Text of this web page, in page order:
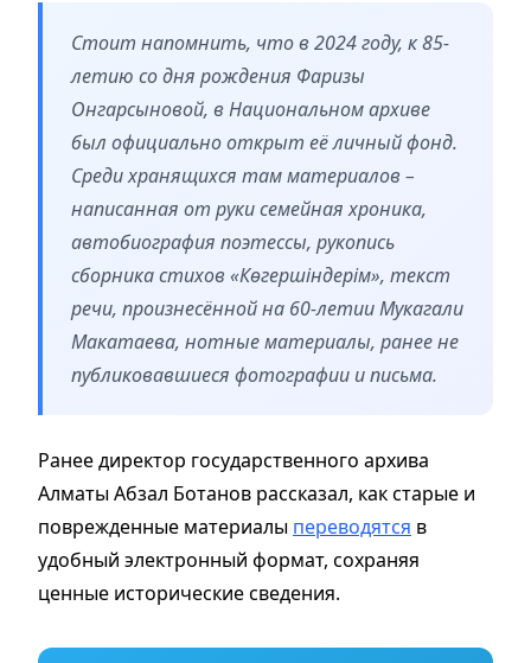
Стоит напомнить, что в 2024 году, к 85-
летию со дня рождения Фаризы
Онгарсыновой, в Национальном архиве
был официально открыт её личный фонд.
Среди хранящихся там материалов –
написанная от руки семейная хроника,
автобиография поэтессы, рукопись
сборника стихов «Көгершіндерім», текст
речи, произнесённой на 60-летии Мукагали
Макатаева, нотные материалы, ранее не
публиковавшиеся фотографии и письма.
Ранее директор государственного архива
Алматы Абзал Ботанов рассказал, как старые и
поврежденные материалы переводятся в
удобный электронный формат, сохраняя
ценные исторические сведения.